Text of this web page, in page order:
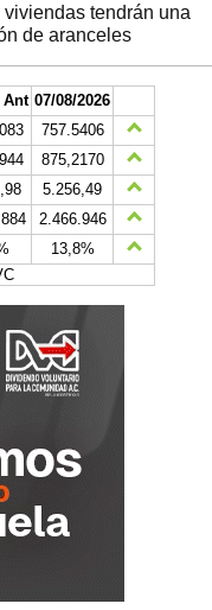
tendrán una
de aranceles
Ant 07/08/2026
757.5406
875,2170
5.256,49
2.466.946
13,8%